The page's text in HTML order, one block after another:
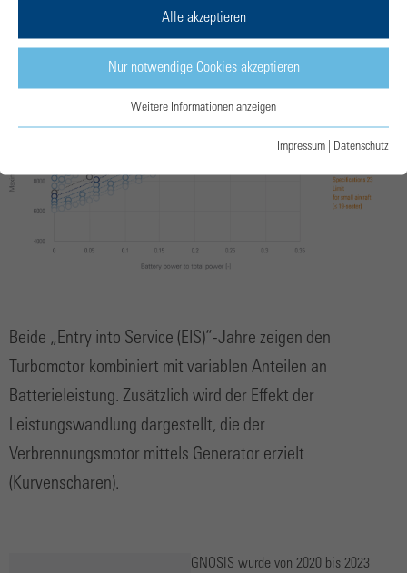
Beide „Entry into Service (EIS)“-Jahre zeigen den
Turbomotor kombiniert mit variablen Anteilen an
Batterieleistung. Zusätzlich wird der Effekt der
Leistungswandlung dargestellt, die der
Verbrennungsmotor mittels Generator erzielt
(Kurvenscharen).
GNOSIS wurde von 2020 bis 2023
Alle akzeptieren
Nur notwendige Cookies akzeptieren
Weitere Informationen anzeigen
Impressum Datenschutz